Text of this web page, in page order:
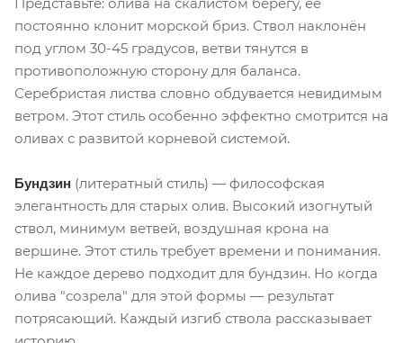
постоянно клонит морской бриз. Ствол наклонён
под углом 30-45 градусов, ветви тянутся в
противоположную сторону для баланса.
Серебристая листва словно обдувается невидимым
ветром. Этот стиль особенно эффектно смотрится на
оливах с развитой корневой системой.
Бундзин (литератный стиль) — философская
элегантность для старых олив. Высокий изогнутый
ствол, минимум ветвей, воздушная крона на
вершине. Этот стиль требует времени и понимания.
Не каждое дерево подходит для бундзин. Но когда
олива "созрела" для этой формы — результат
потрясающий. Каждый изгиб ствола рассказывает